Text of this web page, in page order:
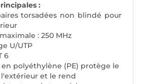
:
torsadées non blindé pour
: 250 MHz
U/UTP
6
polyéthylène (PE) protège le
et le rend